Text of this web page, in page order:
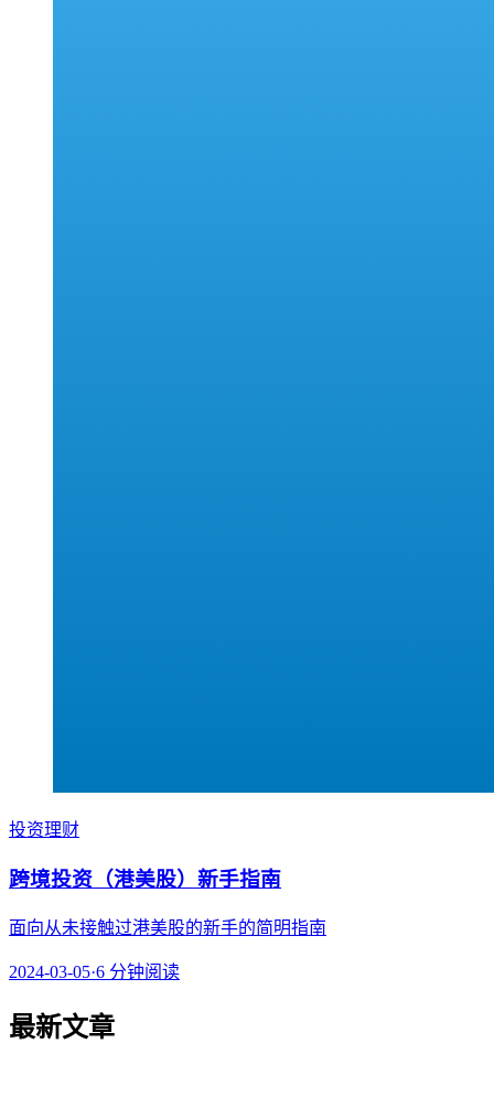
投资理财
跨境投资（港美股）新手指南
面向从未接触过港美股的新手的简明指南
2024-03-05·6 分钟阅读
最新文章